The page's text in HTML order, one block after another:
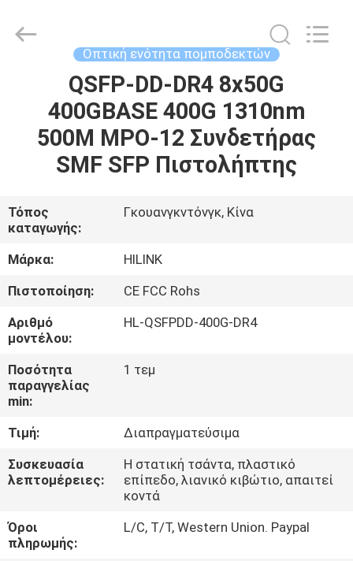
ΠΡΟΪΌΝΤΑ
ΜΕ
ΕΜΆΣ
ΕΠΙΣΚΕΨΉ
ΕΡΓΟΣΤΑΣΊΟΥ
ΈΛΕΓΧΟΣ
ΠΟΙΌΤΗΤΑΣ
ΕΠΙΚΟΙΝΩΝΉΣΤΕ
ΜΑΖΊ
ΕΙΔΉΣΕΙΣ
Technology
Co.,Ltd..
Οπτική ενότητα πομποδεκτών
QSFP-DD-DR4 8x50G
400GBASE 400G 1310nm
500M MPO-12 Συνδετήρας
SMF SFP Πιστολήπτης
Τόπος
καταγωγής:
Γκουανγκντόνγκ, Κίνα
Μάρκα:
HILINK
Πιστοποίηση:
CE FCC Rohs
Αριθμό
μοντέλου:
HL-QSFPDD-400G-DR4
Ποσότητα
παραγγελίας
min:
1 τεμ
Τιμή:
Διαπραγματεύσιμα
Συσκευασία
λεπτομέρειες:
Η στατική τσάντα, πλαστικό
επίπεδο, λιανικό κιβώτιο, απαιτεί
κοντά
Όροι
πληρωμής:
L/C, T/T, Western Union. Paypal